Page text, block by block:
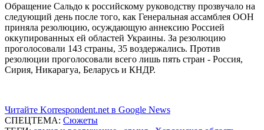
Обращение Сальдо к российскому руководству прозвучало на
следующий день после того, как Генеральная ассамблея ООН
приняла резолюцию, осуждающую аннексию Россией
оккупированных ей областей Украины. За резолюцию
проголосовали 143 страны, 35 воздержались. Против
резолюции проголосовали всего лишь пять стран - Россия,
Сирия, Никарагуа, Беларусь и КНДР.
Читайте Korrespondent.net в Google News
СПЕЦТЕМА: Сюжеты